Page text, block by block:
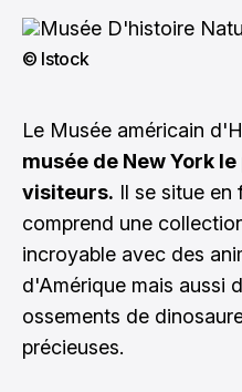
© Istock
Le Musée américain
musée de New York
visiteurs. Il se situe en
comprend une
incroyable avec des
d'Amérique mais aussi
ossements de
précieuses.